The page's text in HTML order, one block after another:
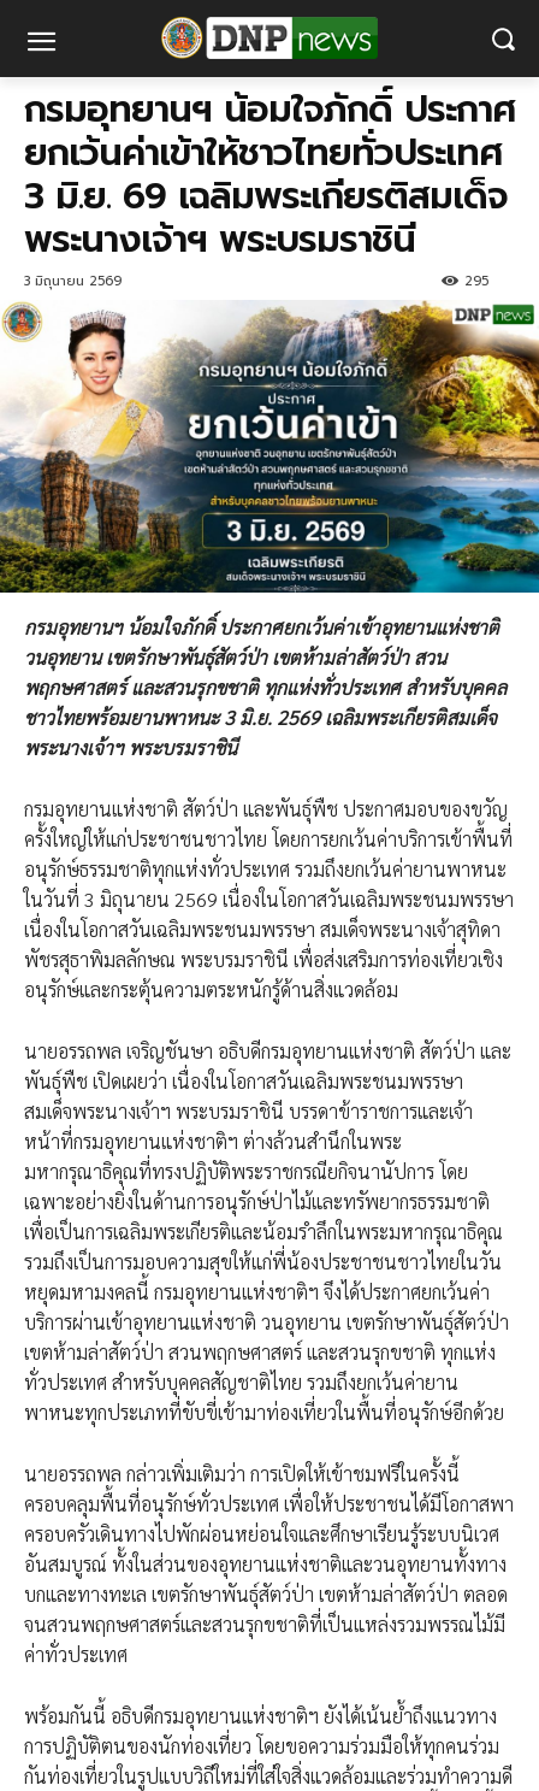
กรมอุทยานฯ น้อมใจภักดิ์ ประกาศ
ยกเว้นค่าเข้าให้ชาวไทยทั่วประเทศ
3 มิ.ย. 69 เฉลิมพระเกียรติสมเด็จ
พระนางเจ้าฯ พระบรมราชินี
3 มิถุนายน 2569 295
กรมอุทยานฯ น้อมใจภักดิ์ ประกาศยกเว้นค่าเข้าอุทยานแห่งชาติ
วนอุทยาน เขตรักษาพันธุ์สัตว์ป่า เขตห้ามล่าสัตว์ป่า สวน
พฤกษศาสตร์ และสวนรุกขชาติ ทุกแห่งทั่วประเทศ สำหรับบุคคล
ชาวไทยพร้อมยานพาหนะ 3 มิ.ย. 2569 เฉลิมพระเกียรติสมเด็จ
พระนางเจ้าฯ พระบรมราชินี
กรมอุทยานแห่งชาติ สัตว์ป่า และพันธุ์พืช ประกาศมอบของขวัญ
ครั้งใหญ่ให้แก่ประชาชนชาวไทย โดยการยกเว้นค่าบริการเข้าพื้นที่
อนุรักษ์ธรรมชาติทุกแห่งทั่วประเทศ รวมถึงยกเว้นค่ายานพาหนะ
ในวันที่ 3 มิถุนายน 2569 เนื่องในโอกาสวันเฉลิมพระชนมพรรษา
เนื่องในโอกาสวันเฉลิมพระชนมพรรษา สมเด็จพระนางเจ้าสุทิดา
พัชรสุธาพิมลลักษณ พระบรมราชินี เพื่อส่งเสริมการท่องเที่ยวเชิง
อนุรักษ์และกระตุ้นความตระหนักรู้ด้านสิ่งแวดล้อม
นายอรรถพล เจริญชันษา อธิบดีกรมอุทยานแห่งชาติ สัตว์ป่า และ
พันธุ์พืช เปิดเผยว่า เนื่องในโอกาสวันเฉลิมพระชนมพรรษา
สมเด็จพระนางเจ้าฯ พระบรมราชินี บรรดาข้าราชการและเจ้า
หน้าที่กรมอุทยานแห่งชาติฯ ต่างล้วนสำนึกในพระ
มหากรุณาธิคุณที่ทรงปฏิบัติพระราชกรณียกิจนานัปการ โดย
เฉพาะอย่างยิ่งในด้านการอนุรักษ์ป่าไม้และทรัพยากรธรรมชาติ
เพื่อเป็นการเฉลิมพระเกียรติและน้อมรำลึกในพระมหากรุณาธิคุณ
รวมถึงเป็นการมอบความสุขให้แก่พี่น้องประชาชนชาวไทยในวัน
หยุดมหามงคลนี้ กรมอุทยานแห่งชาติฯ จึงได้ประกาศยกเว้นค่า
บริการผ่านเข้าอุทยานแห่งชาติ วนอุทยาน เขตรักษาพันธุ์สัตว์ป่า
เขตห้ามล่าสัตว์ป่า สวนพฤกษศาสตร์ และสวนรุกขชาติ ทุกแห่ง
ทั่วประเทศ สำหรับบุคคลสัญชาติไทย รวมถึงยกเว้นค่ายาน
พาหนะทุกประเภทที่ขับขี่เข้ามาท่องเที่ยวในพื้นที่อนุรักษ์อีกด้วย
นายอรรถพล กล่าวเพิ่มเติมว่า การเปิดให้เข้าชมฟรีในครั้งนี้
ครอบคลุมพื้นที่อนุรักษ์ทั่วประเทศ เพื่อให้ประชาชนได้มีโอกาสพา
ครอบครัวเดินทางไปพักผ่อนหย่อนใจและศึกษาเรียนรู้ระบบนิเวศ
อันสมบูรณ์ ทั้งในส่วนของอุทยานแห่งชาติและวนอุทยานทั้งทาง
บกและทางทะเล เขตรักษาพันธุ์สัตว์ป่า เขตห้ามล่าสัตว์ป่า ตลอด
จนสวนพฤกษศาสตร์และสวนรุกขชาติที่เป็นแหล่งรวมพรรณไม้มี
ค่าทั่วประเทศ
พร้อมกันนี้ อธิบดีกรมอุทยานแห่งชาติฯ ยังได้เน้นย้ำถึงแนวทาง
การปฏิบัติตนของนักท่องเที่ยว โดยขอความร่วมมือให้ทุกคนร่วม
กันท่องเที่ยวในรูปแบบวิถีใหม่ที่ใส่ใจสิ่งแวดล้อมและร่วมทำความดี